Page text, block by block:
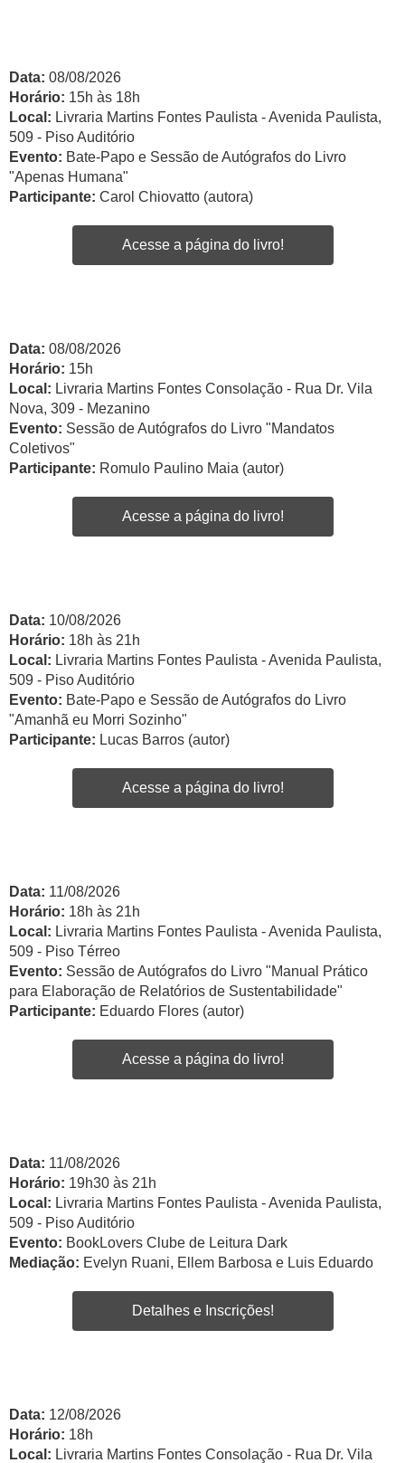
Data: 08/08/2026
Horário: 15h às 18h
Local: Livraria Martins Fontes Paulista - Avenida Paulista,
509 - Piso Auditório
Evento: Bate-Papo e Sessão de Autógrafos do Livro
"Apenas Humana"
Participante: Carol Chiovatto (autora)
Acesse a página do livro!
Data: 08/08/2026
Horário: 15h
Local: Livraria Martins Fontes Consolação - Rua Dr. Vila
Nova, 309 - Mezanino
Evento: Sessão de Autógrafos do Livro "Mandatos
Coletivos"
Participante: Romulo Paulino Maia (autor)
Acesse a página do livro!
Data: 10/08/2026
Horário: 18h às 21h
Local: Livraria Martins Fontes Paulista - Avenida Paulista,
509 - Piso Auditório
Evento: Bate-Papo e Sessão de Autógrafos do Livro
"Amanhã eu Morri Sozinho"
Participante: Lucas Barros (autor)
Acesse a página do livro!
Data: 11/08/2026
Horário: 18h às 21h
Local: Livraria Martins Fontes Paulista - Avenida Paulista,
509 - Piso Térreo
Evento: Sessão de Autógrafos do Livro "Manual Prático
para Elaboração de Relatórios de Sustentabilidade"
Participante: Eduardo Flores (autor)
Acesse a página do livro!
Data: 11/08/2026
Horário: 19h30 às 21h
Local: Livraria Martins Fontes Paulista - Avenida Paulista,
509 - Piso Auditório
Evento: BookLovers Clube de Leitura Dark
Mediação: Evelyn Ruani, Ellem Barbosa e Luis Eduardo
Detalhes e Inscrições!
Data: 12/08/2026
Horário: 18h
Local: Livraria Martins Fontes Consolação - Rua Dr. Vila